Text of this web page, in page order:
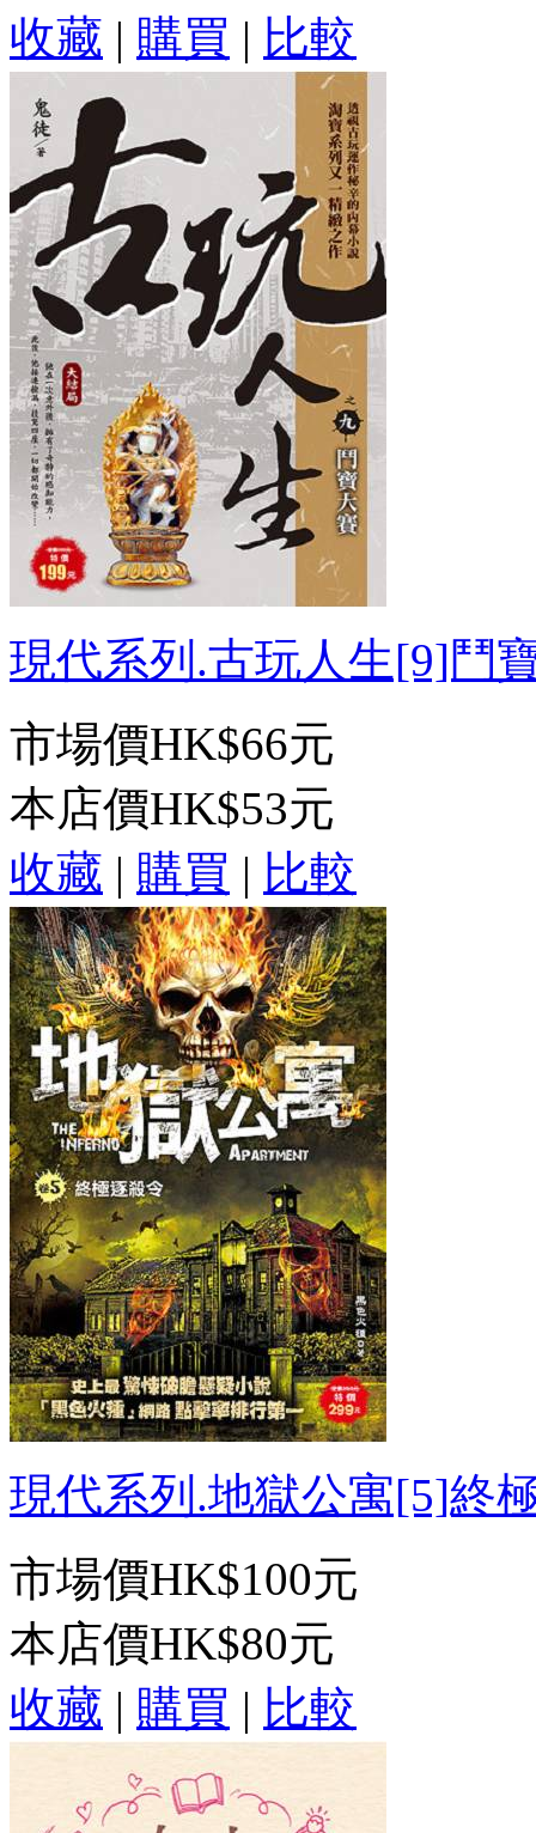
收藏 | 購買 | 比較
現代系列.古玩人生[9]鬥
市場價HK$66元
本店價HK$53元
收藏 | 購買 | 比較
現代系列.地獄公寓[5]終
市場價HK$100元
本店價HK$80元
收藏 | 購買 | 比較